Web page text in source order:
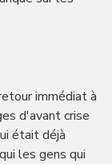
immédiat à
d'avant crise
était déjà
les gens qui